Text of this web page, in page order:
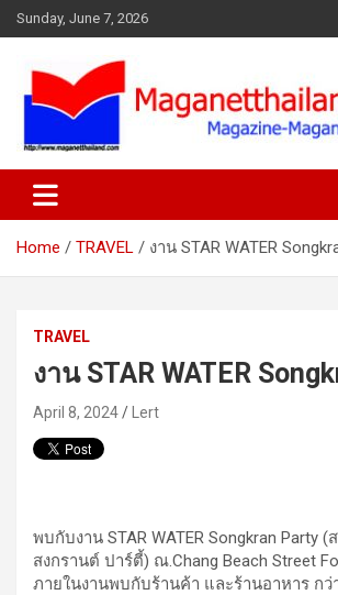
Skip
to
Sunday, June 7, 2026
Home TRAVEL งาน STAR WATER
TRAVEL
งาน STAR WATER
April 8, 2024 Lert
พบกับงาน STAR WATER Songkran Party (
สงกรานต์ ปาร์ตี้) ณ.Chang Beach Street
ภายในงานพบกับร้านค้า และร้านอาหาร กว่